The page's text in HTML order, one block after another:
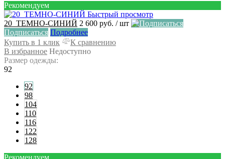
Рекомендуем
Быстрый просмотр
20_ТЕМНО-СИНИЙ 2 600 руб. / шт
Подписаться Подробнее
Купить в 1 клик
К сравнению
В избранное Недоступно
Размер одежды:
92
92
98
104
110
116
122
128
Рекомендуем